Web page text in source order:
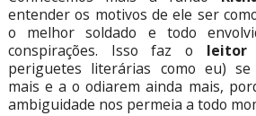
entender os motivos de ele ser
o melhor soldado e todo
conspirações. Isso faz o leitor
periguetes literárias como eu) se
mais e a o odiarem ainda mais,
ambiguidade nos permeia a todo